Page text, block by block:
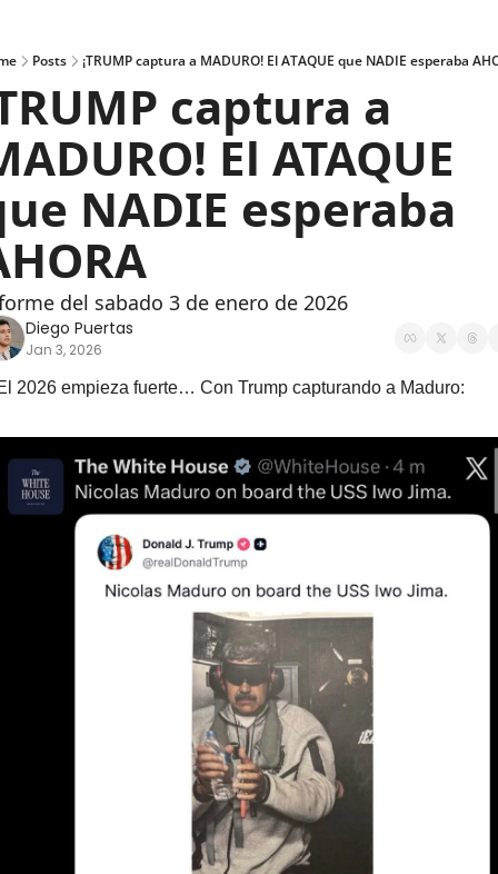
Posts ¡TRUMP captura a MADURO! El ATAQUE que NADIE esperaba
captura a
El ATAQUE
NADIE esperaba
del sabado 3 de enero de 2026
Diego Puertas
Jan 3, 2026
2026 empieza fuerte… Con Trump capturando a Maduro: